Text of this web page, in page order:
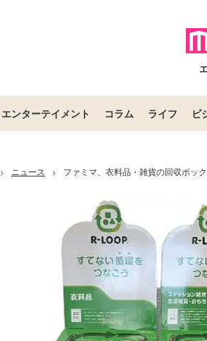
エンターテイメント コラム ライフ ビ
> ニュース > ファミマ、衣料品・雑貨の回収ボッ